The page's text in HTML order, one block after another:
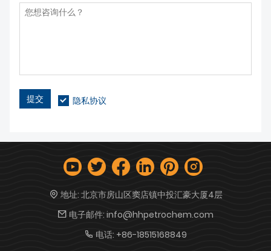
提交 隐私协议
地址: 北京市房山区窦店镇中投汇豪大厦4层
电子邮件: info@hhpetrochem.com
电话: +86-18515168849